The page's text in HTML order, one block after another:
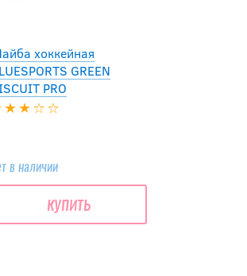
хоккейная
GREEN
PRO
в наличии
купить